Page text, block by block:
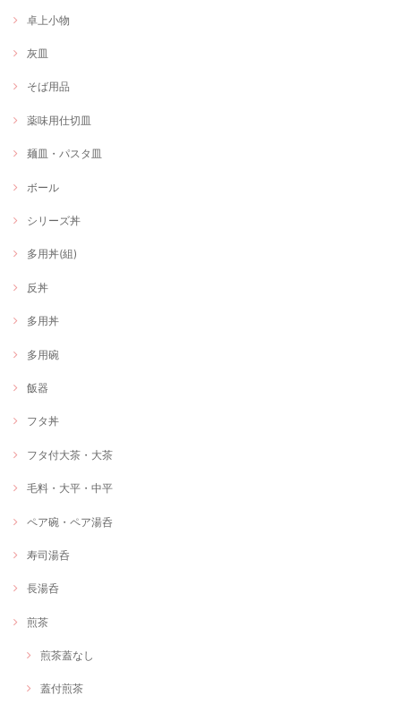
卓上小物
灰皿
そば用品
薬味用仕切皿
麺皿・パスタ皿
ボール
シリーズ丼
多用丼(組)
反丼
多用丼
多用碗
飯器
フタ丼
フタ付大茶・大茶
毛料・大平・中平
ペア碗・ペア湯呑
寿司湯呑
長湯呑
煎茶
煎茶蓋なし
蓋付煎茶